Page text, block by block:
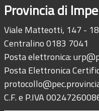
Provincia di
Viale Matteotti, 147 -
Centralino 0183 7041
Posta elettronica:
Posta Elettronica
C.F. e P.IVA